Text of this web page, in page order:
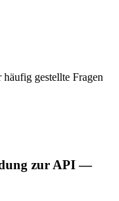
gestellte Fragen
zur API —